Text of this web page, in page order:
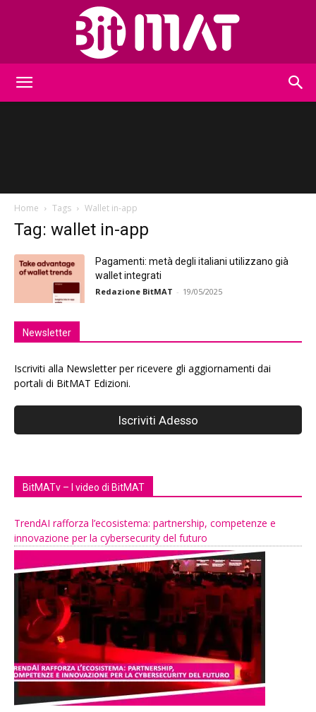
Home Tags Wallet in-app
Tag: wallet in-app
Pagamenti: metà degli italiani utilizzano già
wallet integrati
Redazione BitMAT - 19/05/2025
Newsletter
Iscriviti alla Newsletter per ricevere gli aggiornamenti dai
portali di BitMAT Edizioni.
BitMATv – I video di BitMAT
TrendAI rafforza l’ecosistema: partnership, competenze e
innovazione per la cybersecurity del futuro